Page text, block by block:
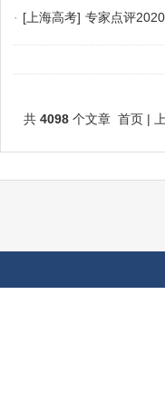
· [上海高考] 专家点评
共 4098 个文章 首页 |